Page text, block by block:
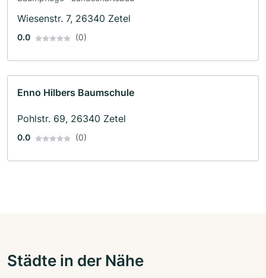
Wiesenstr. 7, 26340 Zetel
0.0 (0)
Enno Hilbers Baumschule
Pohlstr. 69, 26340 Zetel
0.0 (0)
Städte in der Nähe